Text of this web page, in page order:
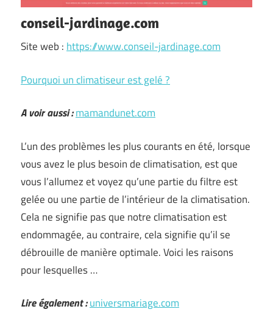
conseil-jardinage.com
Site web :https://www.conseil-jardinage.com
Pourquoi un climatiseur est gelé ?
A voir aussi :mamandunet.com
L’un des problèmes les plus courants en été, lorsque
vous avez le plus besoin de climatisation, est que
vous l’allumez et voyez qu’une partie du filtre est
gelée ou une partie de l’intérieur de la climatisation.
Cela ne signifie pas que notre climatisation est
endommagée, au contraire, cela signifie qu’il se
débrouille de manière optimale. Voici les raisons
pour lesquelles …
Lire également :universmariage.com